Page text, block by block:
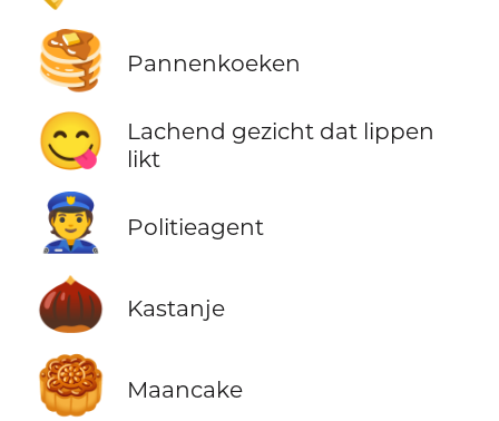
🥞
Pannenkoeken
😋
Lachend gezicht dat lippen
likt
👮 Politieagent
🌰 Kastanje
🥮 Maancake